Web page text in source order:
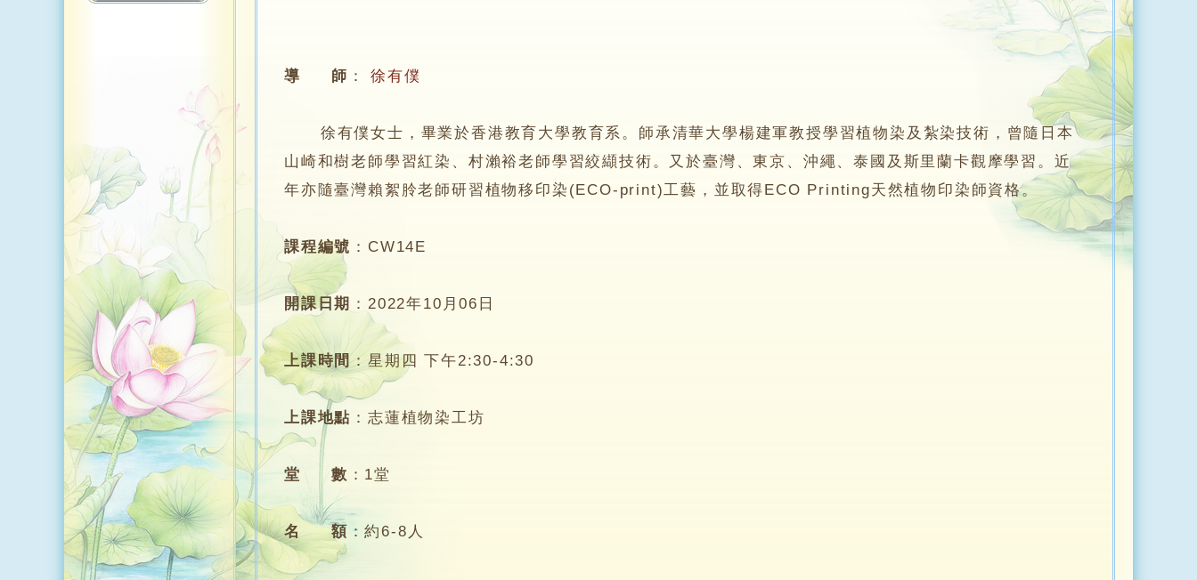
導 師 ： 徐有僕
徐有僕女士，畢業於香港教育大學教育系。師承清華大學楊建軍教授學習植物染及紮染技術，曾隨日本
山崎和樹老師學習紅染、村瀨裕老師學習絞纈技術。又於臺灣、東京、沖繩、泰國及斯里蘭卡觀摩學習。近
年亦隨臺灣賴絮朎老師研習植物移印染(ECO-print)工藝，並取得ECO Printing天然植物印染師資格。
課程編號 ： CW14E
開課日期 ：2022年10月06日
上課時間：星期四 下午2:30-4:30
上課地點 ：志蓮植物染工坊
堂 數 ： 1堂
名 額 ：約6-8人